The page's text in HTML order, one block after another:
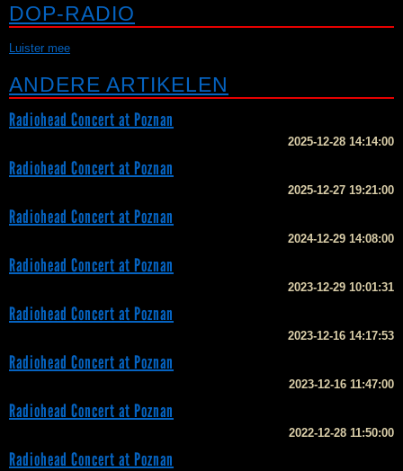
DOP-RADIO
Luister mee
ANDERE ARTIKELEN
Radiohead Concert at Poznan
2025-12-28 14:14:00
Radiohead Concert at Poznan
2025-12-27 19:21:00
Radiohead Concert at Poznan
2024-12-29 14:08:00
Radiohead Concert at Poznan
2023-12-29 10:01:31
Radiohead Concert at Poznan
2023-12-16 14:17:53
Radiohead Concert at Poznan
2023-12-16 11:47:00
Radiohead Concert at Poznan
2022-12-28 11:50:00
Radiohead Concert at Poznan